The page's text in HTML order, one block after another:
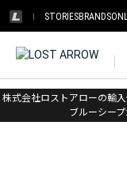
STORIESBRANDS
株式会社ロストアローの輸
ブルーシープ
ホーム > ブラックダイヤ